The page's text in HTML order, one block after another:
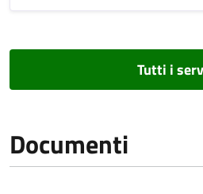
Tutti i
Documenti